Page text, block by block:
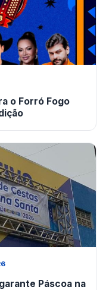
o Forró Fogo
Páscoa na